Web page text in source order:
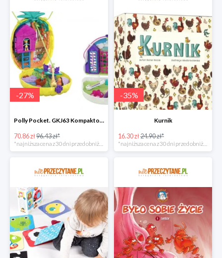
-27%
Polly Pocket. GKJ63 Kompaktowa torebka, mix
70.86 zł96.43 zł*
*najniższa cena z 30 dni przed obniżką
-35%
Kurnik
16.30 zł24.90 zł*
*najniższa cena z 30 dni przed obniżką